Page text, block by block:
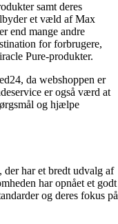
samt deres
et væld af Max
end mange andre
for forbrugere,
Pure-produkter.
da webshoppen er
er også værd at
og hjælpe
der har et bredt udvalg af
har opnået et godt
og deres fokus på